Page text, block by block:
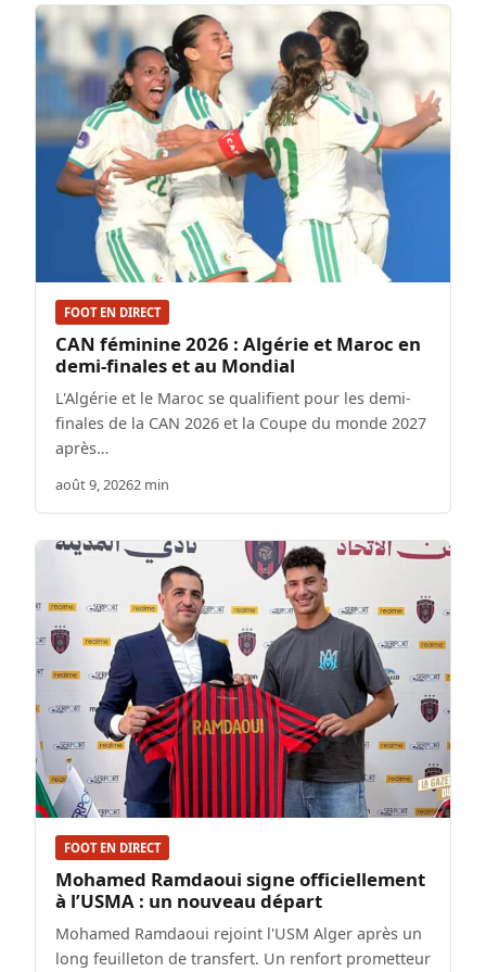
FOOT EN DIRECT
CAN féminine 2026 : Algérie et Maroc en
demi-finales et au Mondial
L'Algérie et le Maroc se qualifient pour les demi-
finales de la CAN 2026 et la Coupe du monde 2027
après…
août 9, 20262 min
FOOT EN DIRECT
Mohamed Ramdaoui signe officiellement
à l’USMA : un nouveau départ
Mohamed Ramdaoui rejoint l'USM Alger après un
long feuilleton de transfert. Un renfort prometteur